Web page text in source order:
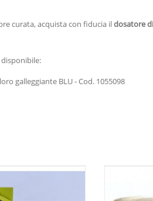
curata, acquista con fiducia ildosatore
galleggiante BLU - Cod. 1055098